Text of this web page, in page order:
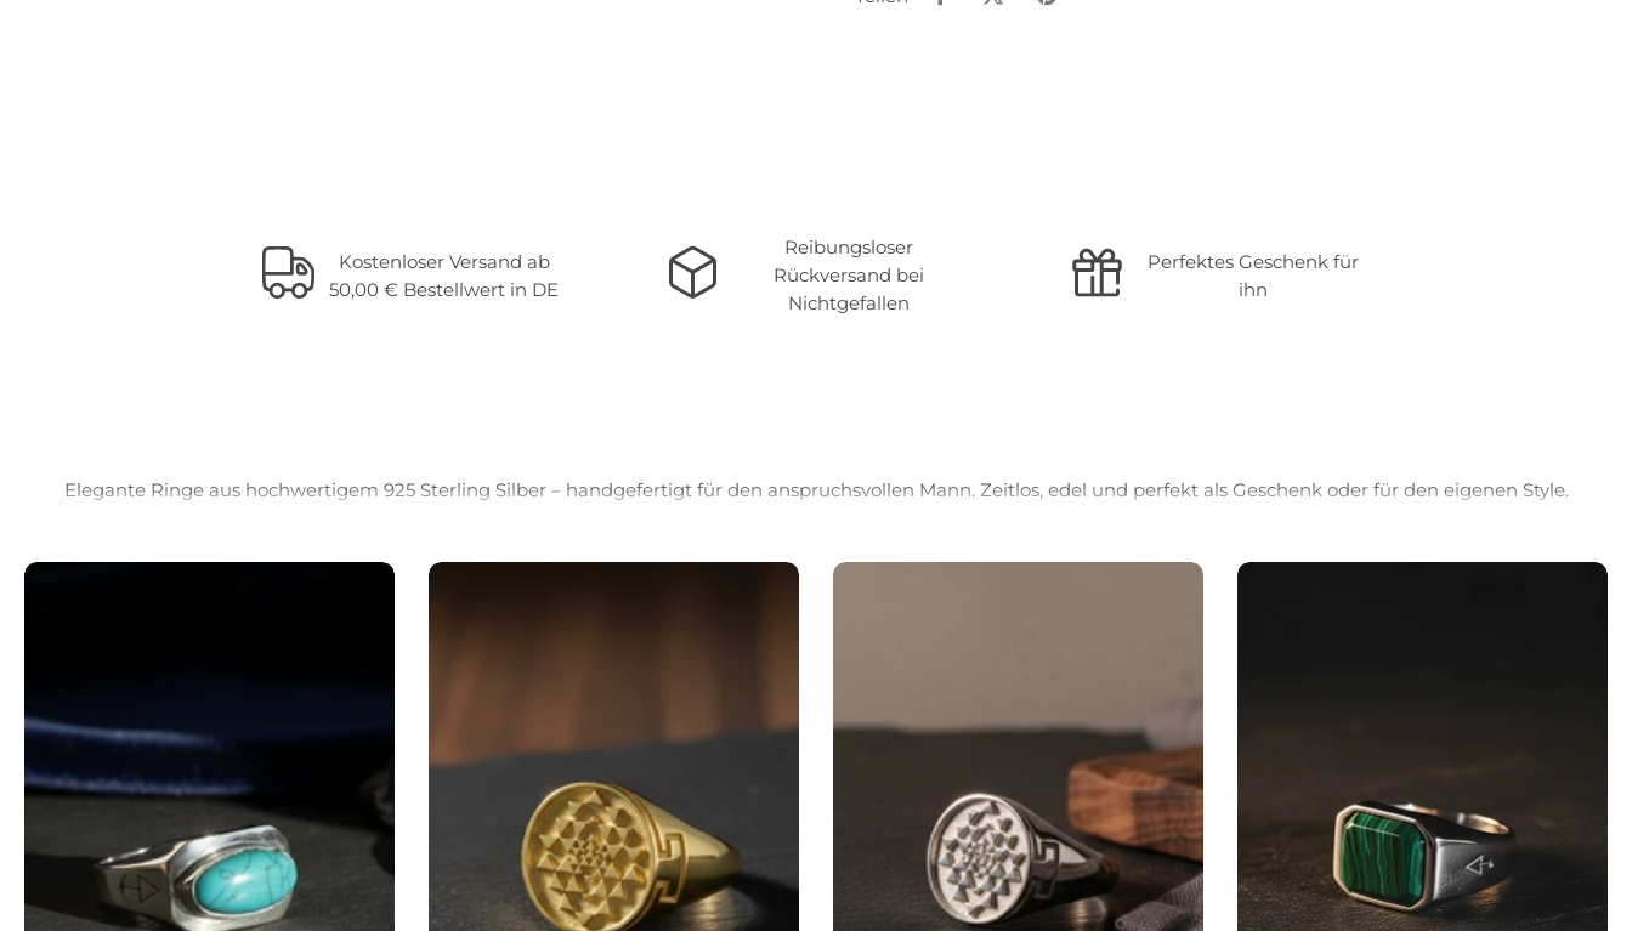
Kostenloser Versand ab
50,00 € Bestellwert in DE
Reibungsloser
Rückversand bei
Nichtgefallen
Perfektes Geschenk für
ihn
Beliebte Artikel
Elegante Ringe aus hochwertigem 925 Sterling Silber – handgefertigt für den anspruchsvollen Mann. Zeitlos, edel und perfekt als Geschenk oder für den eigenen Style.